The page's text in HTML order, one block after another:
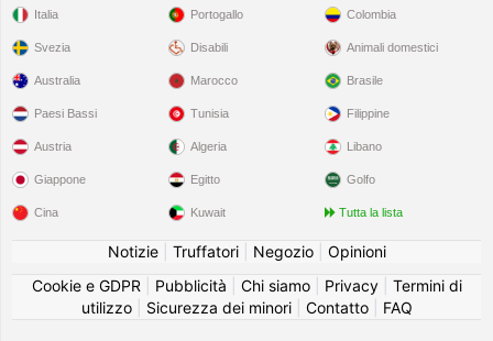
Italia
Svezia
Portogallo
Disabili
Colombia
Animali domestici
Australia
Paesi Bassi
Austria
Giappone
Cina
Marocco
Tunisia
Algeria
Egitto
Kuwait
Brasile
Filippine
Libano
Golfo
Tutta la lista
Notizie| Truffatori| Negozio| Opinioni
Cookie e GDPR
Pubblicità Chi siamo| Privacy| Termini di
utilizzo| Sicurezza dei minori| Contatto| FAQ